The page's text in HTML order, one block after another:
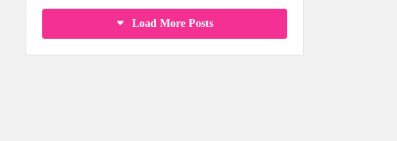
Load More Posts